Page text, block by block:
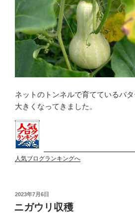
ネットのトンネルで育てているバ
大きくなってきました。
人気ブログランキングへ
投
日:
2023年7月6日
ニガウリ収穫